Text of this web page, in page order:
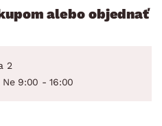
alebo objednať
2
9:00 - 16:00